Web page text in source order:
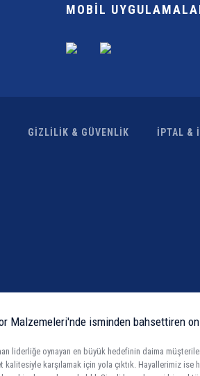
MOBİL
GİZLİLİK & GÜVENLİK İPTAL &
Malzemeleri'nde isminden bahsettiren
liderliğe oynayan en büyük hedefinin daima
karşılamak için yola çıktık. Hayallerimiz